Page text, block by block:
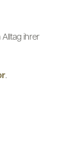
ihrer
.